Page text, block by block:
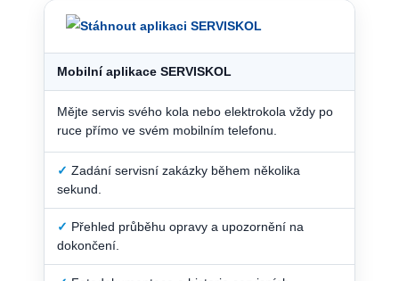
Mobilní aplikace SERVISKOL
Mějte servis svého kola nebo elektrokola vždy po
ruce přímo ve svém mobilním telefonu.
✓ Zadání servisní zakázky během několika
sekund.
✓ Přehled průběhu opravy a upozornění na
dokončení.